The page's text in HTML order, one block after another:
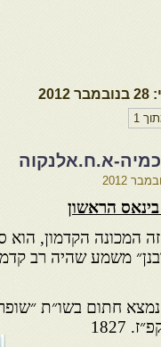
28 בנובמבר 2012
א.ח.אלנקוה
הראשון
המכונה הקדמון, הוא
משמע שהיה רב
חתום בשו״ת
1827